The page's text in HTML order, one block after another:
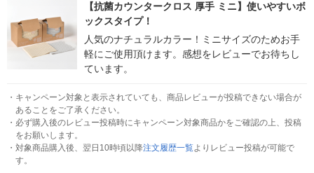
【抗菌カウンタークロス 厚手 ミニ】使いやすいボ
ックスタイプ！
人気のナチュラルカラー！ミニサイズのためお手
軽にご使用頂けます。感想をレビューでお待ちし
ています。
・ キャンペーン対象と表示されていても、商品レビューが投稿できない場合が
あることをご了承ください。
・ 必ず購入後のレビュー投稿時にキャンペーン対象商品かをご確認の上、投稿
をお願いします。
・ 対象商品購入後、翌日10時頃以降注文履歴一覧よりレビュー投稿が可能で
す。